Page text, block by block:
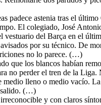
padece astenia tras el
El colegiado, José
del Barça en el
por su técnico. De
no lo parece. (…)
que los blancos habían
perder el tren de la
lleno o medio vacío.
salido. (…)
y con claros